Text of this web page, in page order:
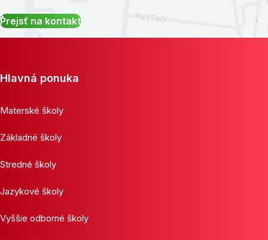
Prejsť na kontakt
Hlavná ponuka
Materské školy
Základné školy
Stredné školy
Jazykové školy
Vyššie odborné školy